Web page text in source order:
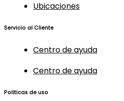
Ubicaciones
Servicio al Cliente
Centro de ayuda
Centro de ayuda
Politicas de uso